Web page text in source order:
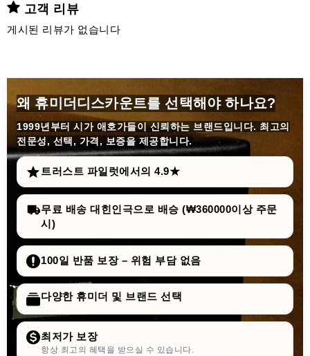
고객 리뷰
게시된 리뷰가 없습니다
왜 휴미더디스카운트를 선택해야 하나요?
1999년부터 시가 애호가들이 신뢰하는 브랜드입니다. 최고의
전문성, 선택, 가격, 보증을 제공합니다.
트러스트 파일럿에서의 4.9★
무료 배송 대힌인극으로 배승 (₩360000이상 주문
시)
100일 반품 보장 – 위험 부담 없음
다양한 휴미더 및 브랜드 선택
최저가 보장
항상 최고의 혜택을 받으실 수 있습니다.